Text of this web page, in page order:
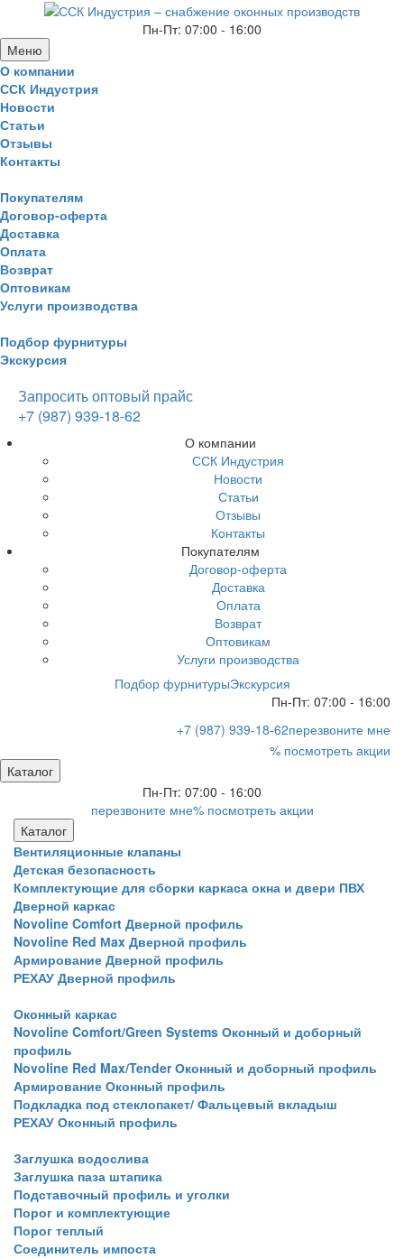
Пн-Пт: 07:00 - 16:00
Меню
О компании
ССК Индустрия
Новости
Статьи
Отзывы
Контакты
Покупателям
Договор-оферта
Доставка
Оплата
Возврат
Оптовикам
Услуги производства
Подбор фурнитуры
Экскурсия
Запросить оптовый прайс
+7 (987) 939-18-62
О компании
ССК Индустрия
Новости
Статьи
Отзывы
Контакты
Покупателям
Договор-оферта
Доставка
Оплата
Возврат
Оптовикам
Услуги производства
Подбор фурнитурыЭкскурсия
Пн-Пт: 07:00 - 16:00
+7 (987) 939-18-62перезвоните мне
% посмотреть акции
Каталог
Пн-Пт: 07:00 - 16:00
перезвоните мне% посмотреть акции
Каталог
Вентиляционные клапаны
Детская безопасность
Комплектующие для сборки каркаса окна и двери ПВХ
Дверной каркас
Novoline Comfort Дверной профиль
Novoline Red Мax Дверной профиль
Армирование Дверной профиль
РЕХАУ Дверной профиль
Оконный каркас
Novoline Comfort/Green Systems Оконный и доборный
профиль
Novoline Red Max/Tender Оконный и доборный профиль
Армирование Оконный профиль
Подкладка под стеклопакет/ Фальцевый вкладыш
РЕХАУ Оконный профиль
Заглушка водослива
Заглушка паза штапика
Подставочный профиль и уголки
Порог и комплектующие
Порог теплый
Соединитель импоста